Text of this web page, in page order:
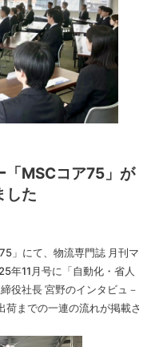
「MSCコア75」が
した
」にて、物流専門誌 月刊マ
年11月号に「自動化・省人
役社長 宮野のインタビュ－
荷までの一連の流れが掲載さ